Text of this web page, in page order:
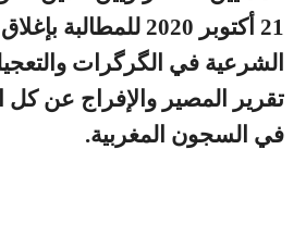
21 أكتوبر 2020 للمطالبة
الشرعية في الگرگرات
تقرير المصير والإفراج عن كل
في السجون المغربية.